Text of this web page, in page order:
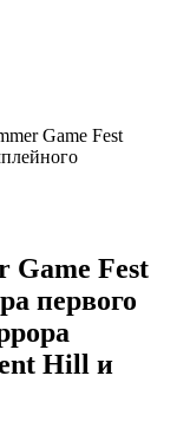
Game Fest
Game Fest
первого
Hill и